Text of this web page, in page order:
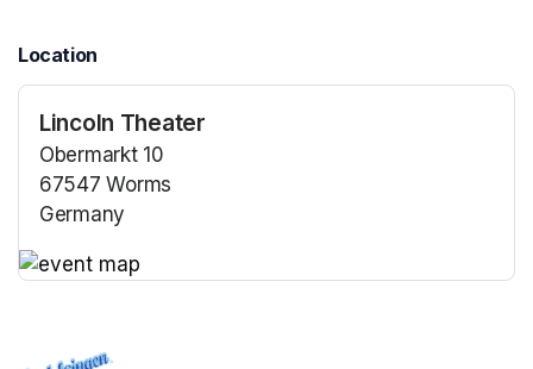
Location
Lincoln Theater
Obermarkt 10
67547 Worms
Germany